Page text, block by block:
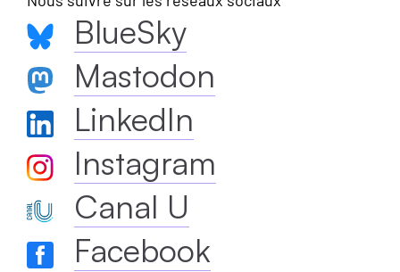
BlueSky
Mastodon
LinkedIn
Instagram
Canal U
Facebook